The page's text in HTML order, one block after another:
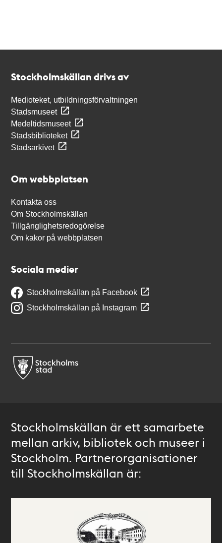
Stockholmskällan drivs av
Medioteket, utbildningsförvaltningen
Stadsmuseet
Medeltidsmuseet
Stadsbiblioteket
Stadsarkivet
Om webbplatsen
Kontakta oss
Om Stockholmskällan
Tillgänglighetsredogörelse
Om kakor på webbplatsen
Sociala medier
Stockholmskällan på Facebook
Stockholmskällan på Instagram
Stockholmskällan är ett samarbete
mellan arkiv, bibliotek och museer i
Stockholm. Partnerorganisationer
till Stockholmskällan är: